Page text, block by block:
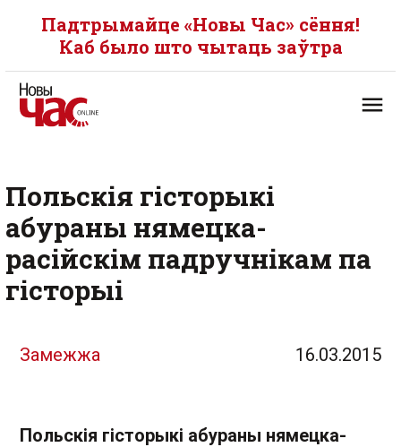
Падтрымайце «Новы Час» сёння!
Каб было што чытаць заўтра
Польскія гісторыкі
абураны нямецка-
расійскім падручнікам па
гісторыі
Замежжа 16.03.2015
Польскія гісторыкі абураны нямецка-